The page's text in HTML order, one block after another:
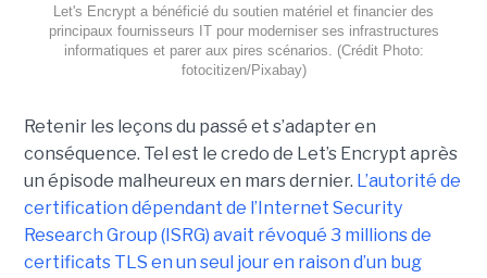
Let's Encrypt a bénéficié du soutien matériel et financier des
principaux fournisseurs IT pour moderniser ses infrastructures
informatiques et parer aux pires scénarios. (Crédit Photo:
fotocitizen/Pixabay)
Retenir les leçons du passé et s’adapter en
conséquence. Tel est le credo de Let’s Encrypt après
un épisode malheureux en mars dernier. L’autorité de
certification dépendant de l’ Internet Security
Research Group (ISRG) avait révoqué 3 millions de
certificats TLS en un seul jour en raison d’un bug